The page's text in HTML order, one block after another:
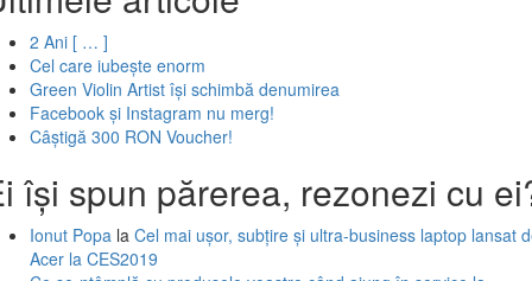
2 Ani [ … ]
Cel care iubește enorm
Green Violin Artist își schimbă denumirea
Facebook și Instagram nu merg!
Câștigă 300 RON Voucher!
își spun părerea, rezonezi cu
Ionut Popa la Cel mai ușor, subțire și ultra-business laptop lansat
Acer la CES2019